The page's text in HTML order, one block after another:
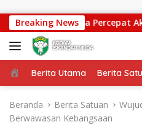
Breaking News
0108/Agara Percepat
Beranda
Berita Utama Berita
Beranda Berita Satuan
Berwawasan Kebangsaan